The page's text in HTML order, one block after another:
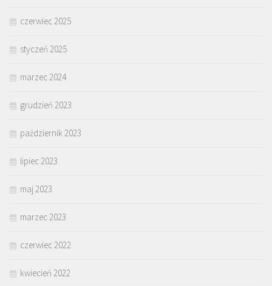
czerwiec 2025
styczeń 2025
marzec 2024
grudzień 2023
październik 2023
lipiec 2023
maj 2023
marzec 2023
czerwiec 2022
kwiecień 2022